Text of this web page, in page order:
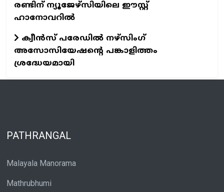
രണ്ടിന് ന്യൂജേഴ്‌സിയിലെ ഈസ്റ്റ്
ഹാനോവറില്‍
ക്വീന്‍സ് പരേഡില്‍ നഴ്‌സിംഗ്
അസോസിയേഷന്റെ പങ്കാളിത്തം
ശ്രദ്ധേയമായി
PATHRANGAL
Malayala Manorama
Mathrubhumi